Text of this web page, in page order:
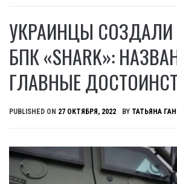
УКРАИНЦЫ
БПК «SHARK»:
ГЛАВНЫЕ
PUBLISHED ON 27 ОКТЯБРЯ, 2022 BY ТАТЬЯНА